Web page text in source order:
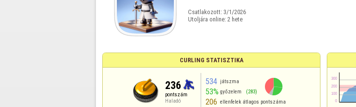
Csatlakozott: 3/1/2026
Utoljára online: 2 hete
CURLING STATISZTIKA
236
pontszám
Haladó
534 játszma
53% győzelem (283)
206 ellenfelek átlagos pontszáma